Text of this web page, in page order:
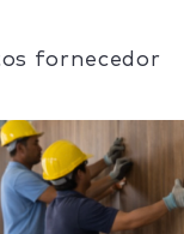
fornecedor